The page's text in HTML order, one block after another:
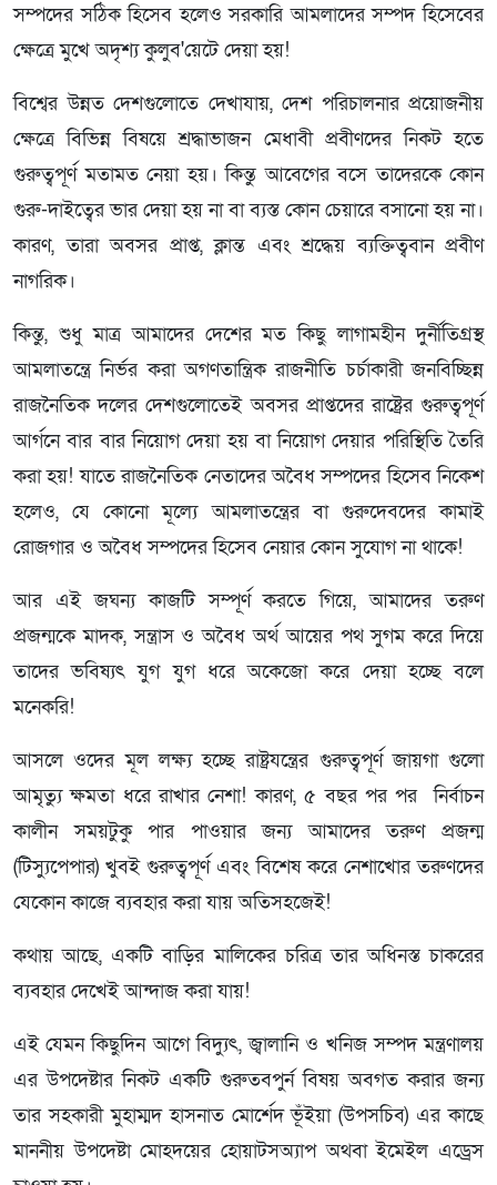
সম্পদের সঠিক হিসেব হলেও সরকারি আমলাদের সম্পদ হিসেবের
ক্ষেত্রে মুখে অদৃশ্য কুলুব'য়েটে দেয়া হয়!
বিশ্বের উন্নত দেশগুলোতে দেখাযায়, দেশ পরিচালনার প্রয়োজনীয়
ক্ষেত্রে বিভিন্ন বিষয়ে শ্রদ্ধাভাজন মেধাবী প্রবীণদের নিকট হতে
গুরুত্বপূর্ণ মতামত নেয়া হয়। কিন্তু আবেগের বসে তাদেরকে কোন
গুরু-দাইত্বের ভার দেয়া হয় না বা ব্যস্ত কোন চেয়ারে বসানো হয় না।
কারণ, তারা অবসর প্রাপ্ত, ক্লান্ত এবং শ্রদ্ধেয় ব্যক্তিত্ববান প্রবীণ
নাগরিক।
কিন্তু, শুধু মাত্র আমাদের দেশের মত কিছু লাগামহীন দুর্নীতিগ্রস্থ
আমলাতন্ত্রে নির্ভর করা অগণতান্ত্রিক রাজনীতি চর্চাকারী জনবিচ্ছিন্ন
রাজনৈতিক দলের দেশগুলোতেই অবসর প্রাপ্তদের রাষ্ট্রের গুরুত্বপূর্ণ
আর্গনে বার বার নিয়োগ দেয়া হয় বা নিয়োগ দেয়ার পরিস্থিতি তৈরি
করা হয়! যাতে রাজনৈতিক নেতাদের অবৈধ সম্পদের হিসেব নিকেশ
হলেও, যে কোনো মূল্যে আমলাতন্ত্রের বা গুরুদেবদের কামাই
রোজগার ও অবৈধ সম্পদের হিসেব নেয়ার কোন সুযোগ না থাকে!
আর এই জঘন্য কাজটি সম্পূর্ণ করতে গিয়ে, আমাদের তরুণ
প্রজন্মকে মাদক, সন্ত্রাস ও অবৈধ অর্থ আয়ের পথ সুগম করে দিয়ে
তাদের ভবিষ্যৎ যুগ যুগ ধরে অকেজো করে দেয়া হচ্ছে বলে
মনেকরি!
আসলে ওদের মূল লক্ষ্য হচ্ছে রাষ্ট্রযন্ত্রের গুরুত্বপূর্ণ জায়গা গুলো
আমৃত্যু ক্ষমতা ধরে রাখার নেশা! কারণ, ৫ বছর পর পর নির্বাচন
কালীন সময়টুকু পার পাওয়ার জন্য আমাদের তরুণ প্রজন্ম
(টিস্যুপেপার) খুবই গুরুত্বপূর্ণ এবং বিশেষ করে নেশাখোর তরুণদের
যেকোন কাজে ব্যবহার করা যায় অতিসহজেই!
কথায় আছে, একটি বাড়ির মালিকের চরিত্র তার অধিনস্ত চাকরের
ব্যবহার দেখেই আন্দাজ করা যায়!
এই যেমন কিছুদিন আগে বিদ্যুৎ, জ্বালানি ও খনিজ সম্পদ মন্ত্রণালয়
এর উপদেষ্টার নিকট একটি গুরুতবপুর্ন বিষয় অবগত করার জন্য
তার সহকারী মুহাম্মদ হাসনাত মোর্শেদ ভূঁইয়া (উপসচিব) এর কাছে
মাননীয় উপদেষ্টা মোহদয়ের হোয়াটসঅ্যাপ অথবা ইমেইল এড্রেস